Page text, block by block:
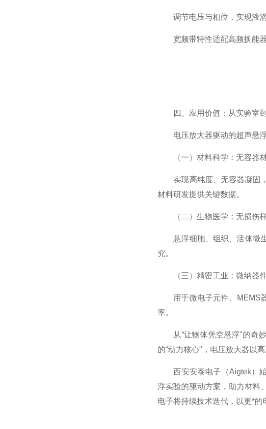
调节电压与相位，实现液滴
宽频带特性适配高频换能器
四、应用价值：从实验室到
电压放大器驱动的超声悬浮
（一）材料科学：无容器材
实现高纯度、无容器凝固，
材料研发提供关键数据。
（二）生物医学：无损伤样
悬浮细胞、组织、活体微生
究。
（三）精密工业：微纳器件
用于微电子元件、MEMS器
率。
从“让物体凭空悬浮"的奇妙
的“动力核心"，电压放大器以
西安安泰电子（Aigtek）始
浮实验的驱动方案，助力材料
电子将持续技术迭代，以更*的